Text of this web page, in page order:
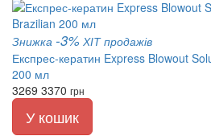
Знижка -3% ХІТ продажів
Експрес-кератин Express Blowout
200 мл
3269 3370 грн
У кошик